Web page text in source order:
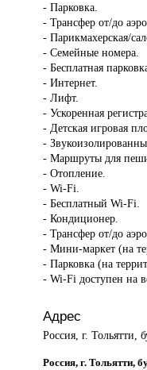
- Парковка.
- Трансфер от/до
- Парикмахерская/
- Семейные номера.
- Бесплатная
- Интернет.
- Лифт.
- Ускоренная
- Детская игровая
-
- Маршруты для
- Отопление.
- Wi-Fi.
- Бесплатный Wi-Fi.
- Кондиционер.
- Трансфер от/до
- Мини-маркет (на
- Парковка (на
- Wi-Fi доступен на
Адрес
Россия, г. Тольятти,
Россия, г. Тольятти,